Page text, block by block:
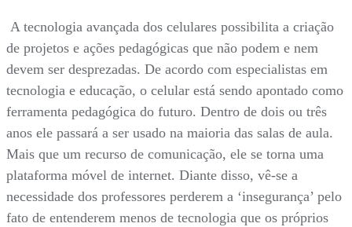
A tecnologia avançada dos celulares possibilita a criação
de projetos e ações pedagógicas que não podem e nem
devem ser desprezadas. De acordo com especialistas em
tecnologia e educação, o celular está sendo apontado como
ferramenta pedagógica do futuro. Dentro de dois ou três
anos ele passará a ser usado na maioria das salas de aula.
Mais que um recurso de comunicação, ele se torna uma
plataforma móvel de internet. Diante disso, vê-se a
necessidade dos professores perderem a ‘insegurança’ pelo
fato de entenderem menos de tecnologia que os próprios